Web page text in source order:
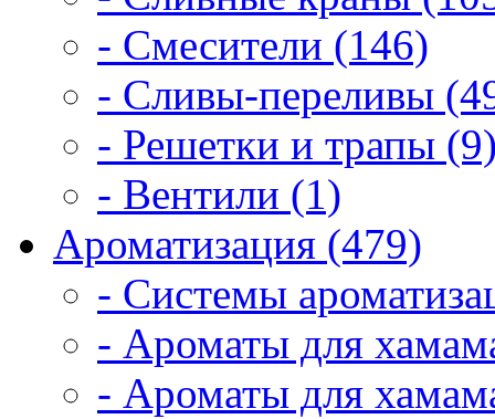
- Смесители (146)
- Сливы-переливы
- Решетки и трапы
- Вентили (1)
Ароматизация (479)
- Системы
- Ароматы для
- Ароматы для